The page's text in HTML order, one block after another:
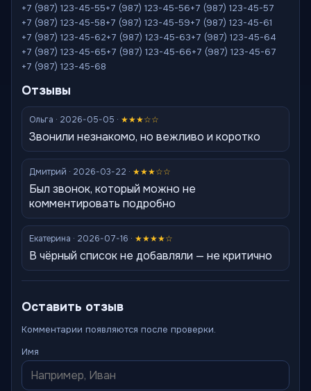
+7 (987) 123-45-55+7 (987) 123-45-56+7 (987) 123-45-57
+7 (987) 123-45-58+7 (987) 123-45-59+7 (987) 123-45-61
+7 (987) 123-45-62+7 (987) 123-45-63+7 (987) 123-45-64
+7 (987) 123-45-65+7 (987) 123-45-66+7 (987) 123-45-67
+7 (987) 123-45-68
Отзывы
Ольга · 2026-05-05 · ★★★☆☆
Звонили незнакомо, но вежливо и коротко
Дмитрий · 2026-03-22 · ★★★☆☆
Был звонок, который можно не
комментировать подробно
Екатерина · 2026-07-16 · ★★★★☆
В чёрный список не добавляли — не критично
Оставить отзыв
Комментарии появляются после проверки.
Имя